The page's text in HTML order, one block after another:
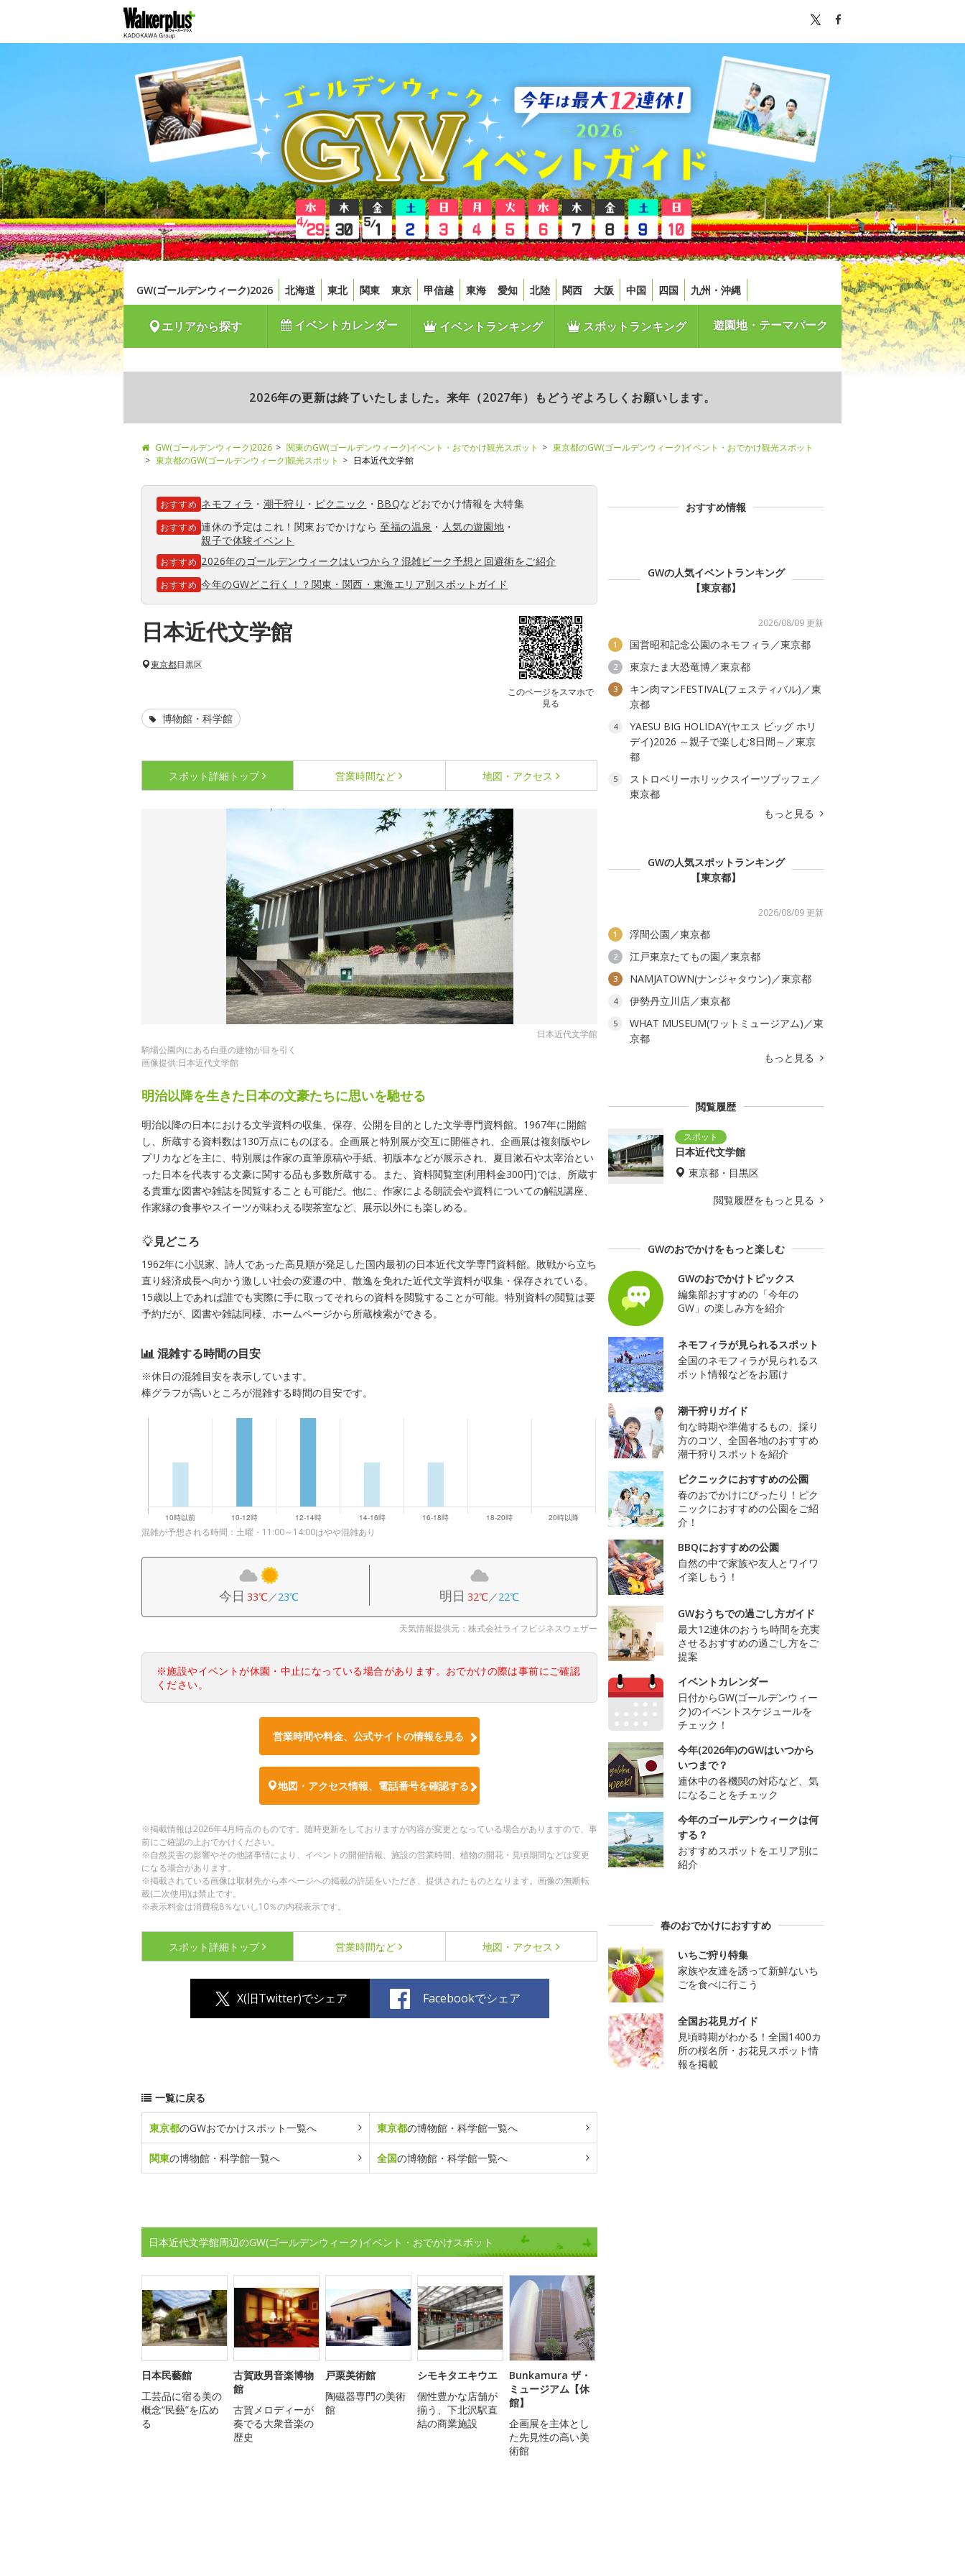
GW(ゴールデンウィーク)2026 北海道 東北 関東 東京 甲信越 東海 愛知 北陸 関西 大阪 中国 四国 九州・沖縄
エリアから探す イベントカレンダー イベントランキング スポットランキング 遊園地・テーマパーク
2026年の更新は終了いたしました。来年（2027年）もどうぞよろしくお願いします。
GW(ゴールデンウィーク)2026 関東のGW(ゴールデンウィーク)イベント・おでかけ観光スポット
東京都のGW(ゴールデンウィーク)イベント・おでかけ観光スポット
東京都のGW(ゴールデンウィーク)観光スポット
日本近代文学館
おすすめ ネモフィラ ・ 潮干狩り ・ ピクニック ・ BBQなどおでかけ情報を大特集
おすすめ 連休の予定はこれ！関東おでかけなら至福の温泉 ・ 人気の遊園地 ・
親子で体験イベント
おすすめ 2026年のゴールデンウィークはいつから？混雑ピーク予想と回避術をご紹介
おすすめ 今年のGWどこ行く！？関東・関西・東海エリア別スポットガイド
日本近代文学館
このページをスマホで
見る
東京都目黒区
博物館・科学館
スポット詳細 トップ 営業時間など 地図・アクセス
日本近代文学館
駒場公園内にある白亜の建物が目を引く
画像提供:日本近代文学館
明治以降を生きた日本の文豪たちに思いを馳せる
明治以降の日本における文学資料の収集、保存、公開を目的とした文学専門資料館。1967年に開館
し、所蔵する資料数は130万点にものぼる。企画展と特別展が交互に開催され、企画展は複刻版やレ
プリカなどを主に、特別展は作家の直筆原稿や手紙、初版本などが展示され、夏目漱石や太宰治とい
った日本を代表する文豪に関する品も多数所蔵する。また、資料閲覧室(利用料金300円)では、所蔵す
る貴重な図書や雑誌を閲覧することも可能だ。他に、作家による朗読会や資料についての解説講座、
作家縁の食事やスイーツが味わえる喫茶室など、展示以外にも楽しめる。
見どころ
1962年に小説家、詩人であった高見順が発足した国内最初の日本近代文学専門資料館。敗戦から立ち
直り経済成長へ向かう激しい社会の変遷の中、散逸を免れた近代文学資料が収集・保存されている。
15歳以上であれば誰でも実際に手に取ってそれらの資料を閲覧することが可能。特別資料の閲覧は要
予約だが、図書や雑誌同様、ホームページから所蔵検索ができる。
混雑する時間の目安
※休日の混雑目安を表示しています。
棒グラフが高いところが混雑する時間の目安です。
混雑が予想される時間：土曜・11:00～14:00はやや混雑あり
今日 33℃／23℃ 明日 32℃／22℃
天気情報提供元：株式会社ライフビジネスウェザー
※施設やイベントが休園・中止になっている場合があります。おでかけの際は事前にご確認
ください。
営業時間や料金、公式サイトの情報を見る
地図・アクセス情報、電話番号を確認する
※掲載情報は2026年4月時点のものです。随時更新をしておりますが内容が変更となっている場合がありますので、事
前にご確認の上おでかけください。
※自然災害の影響やその他諸事情により、イベントの開催情報、施設の営業時間、植物の開花・見頃期間などは変更
になる場合があります。
※掲載されている画像は取材先から本ページへの掲載の許諾をいただき、提供されたものとなります。画像の無断転
載(二次使用)は禁止です。
※表示料金は消費税8％ないし10％の内税表示です。
スポット詳細 トップ 営業時間など 地図・アクセス
X(旧Twitter)でシェア Facebookでシェア
一覧に戻る
東京都のGWおでかけスポット一覧へ 東京都の博物館・科学館一覧へ
関東の博物館・科学館一覧へ 全国の博物館・科学館一覧へ
日本近代文学館周辺のGW(ゴールデンウィーク)イベント・おでかけスポット
日本民藝館
工芸品に宿る美の
概念“民藝”を広め
る
古賀政男音楽博物
館
古賀メロディーが
奏でる大衆音楽の
歴史
戸栗美術館
陶磁器専門の美術
館
シモキタエキウエ
個性豊かな店舗が
揃う、下北沢駅直
結の商業施設
Bunkamura ザ・
ミュージアム【休
館】
企画展を主体とし
た先見性の高い美
術館
おすすめ情報
GWの人気イベントランキング
【東京都】
2026/08/09 更新
1 国営昭和記念公園のネモフィラ／東京都
2 東京たま大恐竜博／東京都
3
キン肉マンFESTIVAL(フェスティバル)／東
京都
4
YAESU BIG HOLIDAY(ヤエス ビッグ ホリ
デイ)2026 ～親子で楽しむ8日間～／東京
都
5
ストロベリーホリックスイーツブッフェ／
東京都
もっと見る
GWの人気スポットランキング
【東京都】
2026/08/09 更新
1 浮間公園／東京都
2 江戸東京たてもの園／東京都
3 NAMJATOWN(ナンジャタウン)／東京都
4 伊勢丹立川店／東京都
5
WHAT MUSEUM(ワットミュージアム)／東
京都
もっと見る
閲覧履歴
日本近代文学館
東京都・目黒区
閲覧履歴をもっと見る
GWのおでかけをもっと楽しむ
GWのおでかけトピックス
編集部おすすめの「今年の
GW」の楽しみ方を紹介
ネモフィラが見られるスポット
全国のネモフィラが見られるス
ポット情報などをお届け
潮干狩りガイド
旬な時期や準備するもの、採り
方のコツ、全国各地のおすすめ
潮干狩りスポットを紹介
ピクニックにおすすめの公園
春のおでかけにぴったり！ピク
ニックにおすすめの公園をご紹
介！
BBQにおすすめの公園
自然の中で家族や友人とワイワ
イ楽しもう！
GWおうちでの過ごし方ガイド
最大12連休のおうち時間を充実
させるおすすめの過ごし方をご
提案
イベントカレンダー
日付からGW(ゴールデンウィー
ク)のイベントスケジュールを
チェック！
今年(2026年)のGWはいつから
いつまで？
連休中の各機関の対応など、気
になることをチェック
今年のゴールデンウィークは何
する？
おすすめスポットをエリア別に
紹介
春のおでかけにおすすめ
いちご狩り特集
家族や友達を誘って新鮮ないち
ごを食べに行こう
全国お花見ガイド
見頃時期がわかる！全国1400カ
所の桜名所・お花見スポット情
報を掲載